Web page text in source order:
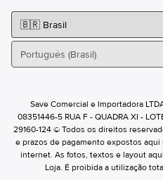
Save Comercial e Importadora
08351446-5 RUA F - QUADRA XI -
29160-124 © Todos os direitos
e prazos de pagamento expostos
internet. As fotos, textos e layout
Loja. É proibida a utilização